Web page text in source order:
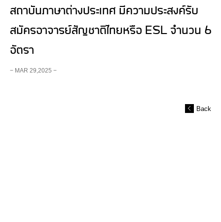
สถาบันภาษาต่างประเทศ มีความประสงค์รับ
สมัครอาจารย์สัญชาติไทยหรือ ESL จำนวน 6
อัตรา
− MAR 29,2025 −
Back